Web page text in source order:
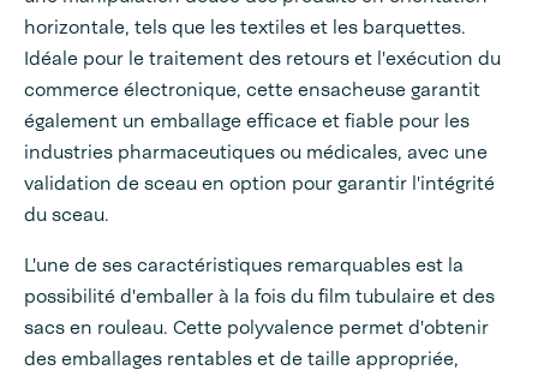
horizontale, tels que les textiles et les barquettes.
Idéale pour le traitement des retours et l'exécution du
commerce électronique, cette ensacheuse garantit
également un emballage efficace et fiable pour les
industries pharmaceutiques ou médicales, avec une
validation de sceau en option pour garantir l'intégrité
du sceau.
L'une de ses caractéristiques remarquables est la
possibilité d'emballer à la fois du film tubulaire et des
sacs en rouleau. Cette polyvalence permet d'obtenir
des emballages rentables et de taille appropriée,